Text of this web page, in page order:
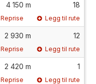
4 150 m 18
Reprise Legg til rute
2 930 m 12
Reprise Legg til rute
2 420 m 1
Reprise Legg til rute